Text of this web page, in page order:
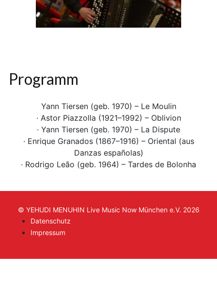
Programm
Yann Tiersen (geb. 1970) – Le Moulin
· Astor Piazzolla (1921–1992) – Oblivion
· Yann Tiersen (geb. 1970) – La Dispute
· Enrique Granados (1867–1916) – Oriental (aus
Danzas españolas)
· Rodrigo Leão (geb. 1964) – Tardes de Bolonha
© YEHUDI MENUHIN Live Music Now München e.V. 2026
Datenschutz
Impressum